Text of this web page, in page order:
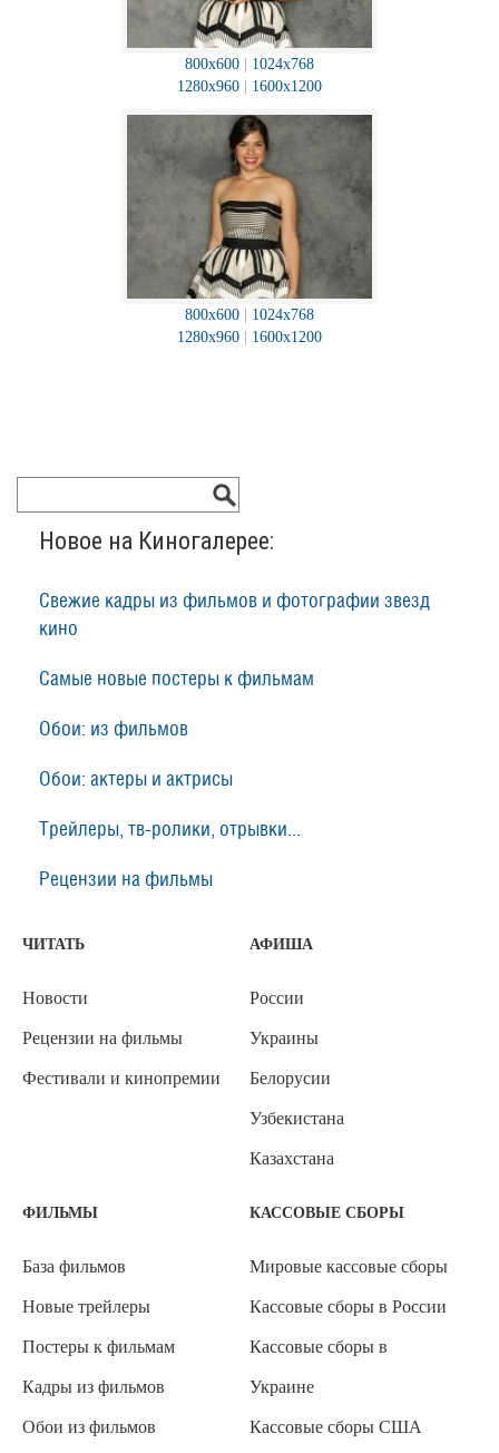
800x600
1024x768
1280x960
1600x1200
800x600
1024x768
1280x960
1600x1200
Новое на Киногалерее:
Свежие кадры из фильмов и фотографии звезд
кино
Самые новые постеры к фильмам
Обои: из фильмов
Обои: актеры и актрисы
Трейлеры, тв-ролики, отрывки...
Рецензии на фильмы
ЧИТАТЬ
Новости
Рецензии на фильмы
Фестивали и кинопремии
АФИША
России
Украины
Белорусии
Узбекистана
Казахстана
ФИЛЬМЫ
База фильмов
Новые трейлеры
Постеры к фильмам
Кадры из фильмов
Обои из фильмов
КАССОВЫЕ СБОРЫ
Мировые кассовые сборы
Кассовые сборы в России
Кассовые сборы в
Украине
Кассовые сборы США